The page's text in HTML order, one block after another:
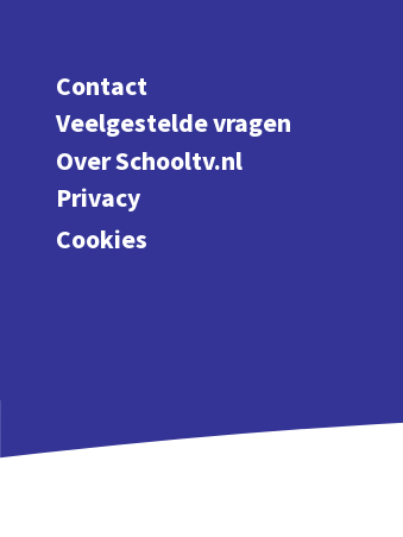
Contact
Veelgestelde vragen
Over Schooltv.nl
Privacy
Cookies